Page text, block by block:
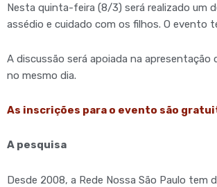
Nesta quinta-feira (8/3) será realizado um
assédio e cuidado com os filhos. O evento
A discussão será apoiada na apresentação
no mesmo dia.
As inscrições para o evento são
A pesquisa
Desde 2008, a Rede Nossa São Paulo